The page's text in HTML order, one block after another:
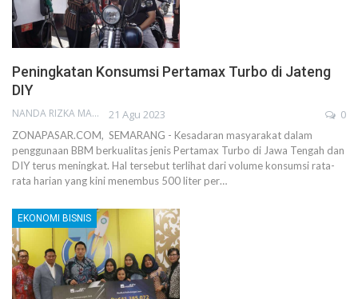
Peningkatan Konsumsi Pertamax Turbo di Jateng
DIY
NANDA RIZKA MAHENDRA 21 Agu 2023 0
ZONAPASAR.COM, SEMARANG - Kesadaran masyarakat dalam
penggunaan BBM berkualitas jenis Pertamax Turbo di Jawa Tengah dan
DIY terus meningkat. Hal tersebut terlihat dari volume konsumsi rata-
rata harian yang kini menembus 500 liter per…
EKONOMI BISNIS